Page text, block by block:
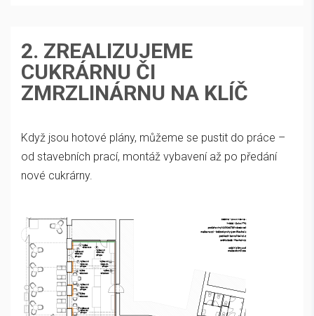
2. ZREALIZUJEME
CUKRÁRNU ČI
ZMRZLINÁRNU NA KLÍČ
Když jsou hotové plány, můžeme se pustit do práce –
od stavebních prací, montáž vybavení až po předání
nové cukrárny.